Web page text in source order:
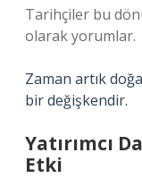
Tarihçiler bu
olarak yorumlar.
Zaman artık
bir değişkendir.
Yatırımcı
Etki